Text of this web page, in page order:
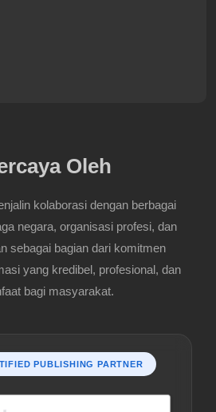
Oleh
kolaborasi dengan berbagai
negara, organisasi profesi, dan
sebagai bagian dari komitmen
yang kredibel, profesional, dan
bagi masyarakat.
PUBLISHING PARTNER